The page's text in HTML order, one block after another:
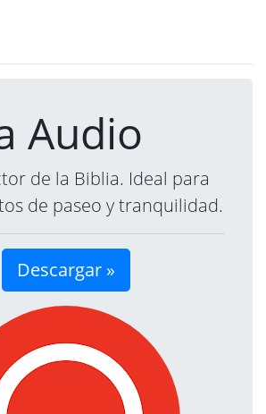
Audio
de la Biblia. Ideal para
de paseo y tranquilidad.
Descargar »